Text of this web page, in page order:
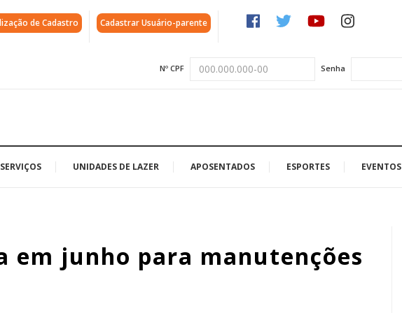
de Cadastro Cadastrar Usuário-parente
Nº CPF Senha
SERVIÇOS UNIDADES DE LAZER APOSENTADOS ESPORTES EVENTOS
em junho para manutenções